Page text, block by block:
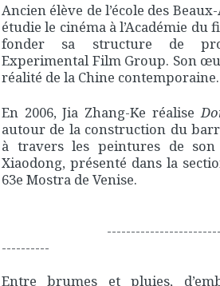
Ancien élève de l’école des
étudie le cinéma à l’Académie du
fonder sa structure de
Experimental Film Group. Son
réalité de la Chine contemporaine.
En 2006, Jia Zhang-Ke réalise
autour de la construction du
à travers les peintures de
Xiaodong, présenté dans la
63e Mostra de Venise.
----------
Entre brumes et pluies,